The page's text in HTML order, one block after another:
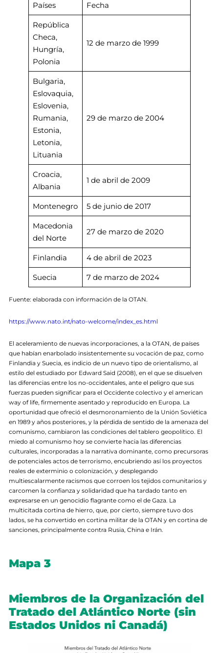
Países Fecha
República
Checa,
Hungría,
Polonia
12 de marzo de 1999
Bulgaria,
Eslovaquia,
Eslovenia,
Rumania,
Estonia,
Letonia,
Lituania
29 de marzo de 2004
Croacia,
Albania
1 de abril de 2009
Montenegro 5 de junio de 2017
Macedonia
del Norte
27 de marzo de 2020
Finlandia 4 de abril de 2023
Suecia 7 de marzo de 2024
Fuente: elaborada con información de la OTAN.
https://www.nato.int/nato-welcome/index_es.html
El aceleramiento de nuevas incorporaciones, a la OTAN, de países
que habían enarbolado insistentemente su vocación de paz, como
Finlandia y Suecia, es indicio de un nuevo tipo de orientalismo, al
estilo del estudiado por Edward Said (2008), en el que se disuelven
las diferencias entre los no-occidentales, ante el peligro que sus
fuerzas pueden significar para el Occidente colectivo y el american
way of life, firmemente asentado y reproducido en Europa. La
oportunidad que ofreció el desmoronamiento de la Unión Soviética
en 1989 y años posteriores, y la pérdida de sentido de la amenaza del
comunismo, cambiaron las condiciones del tablero geopolítico. El
miedo al comunismo hoy se convierte hacia las diferencias
culturales, incorporadas a la narrativa dominante, como precursoras
de potenciales actos de terrorismo, encubriendo así los proyectos
reales de exterminio o colonización, y desplegando
multiescalarmente racismos que corroen los tejidos comunitarios y
carcomen la confianza y solidaridad que ha tardado tanto en
expresarse en un genocidio flagrante como el de Gaza. La
multicitada cortina de hierro, que, por cierto, siempre tuvo dos
lados, se ha convertido en cortina militar de la OTAN y en cortina de
sanciones, principalmente contra Rusia, China e Irán.
Mapa 3
Miembros de la Organización del
Tratado del Atlántico Norte (sin
Estados Unidos ni Canadá)